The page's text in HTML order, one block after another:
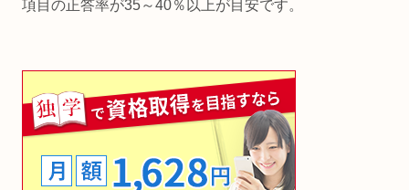
項目の正答率が35～40％以上が目安です。